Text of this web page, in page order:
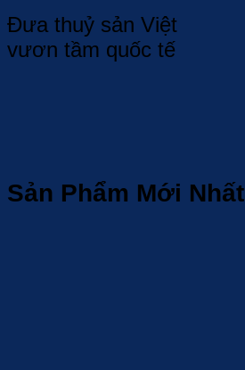
Đưa thuỷ sản Việt
vươn tầm quốc tế
Sản Phẩm Mới Nhất